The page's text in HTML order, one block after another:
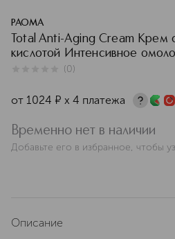
PAOMA
Total Anti-Aging Cream Крем
кислотой Интенсивное
(0)
от 1024 ¤ х 4 платежа
Временно нет в наличии
Добавьте его в избранное, чтобы
Описание